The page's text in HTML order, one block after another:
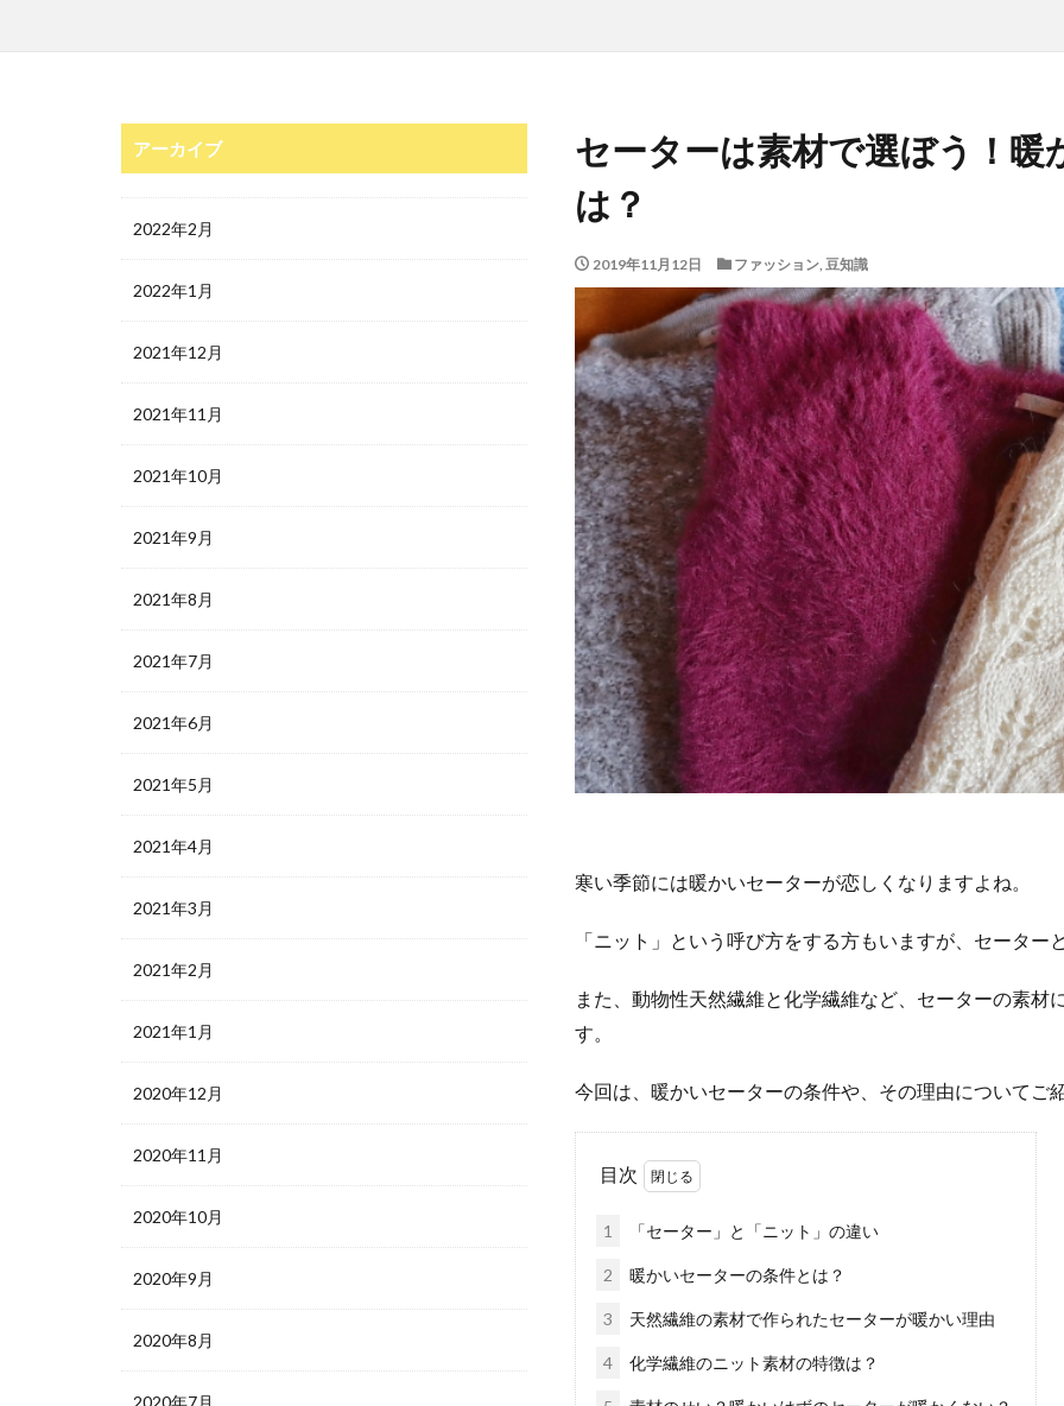
セーターは素材で選ぼう！暖
は？
2019年11月12日 ファッション, 豆知識
寒い季節には暖かいセーターが恋しくなりますよね。
「ニット」という呼び方をする方もいますが、セーター
また、動物性天然繊維と化学繊維など、セーターの素材
す。
今回は、暖かいセーターの条件や、その理由についてご
目次
1 「セーター」と「ニット」の違い
2 暖かいセーターの条件とは？
3 天然繊維の素材で作られたセーターが暖かい理由
4 化学繊維のニット素材の特徴は？
アーカイブ
2022年2月
2022年1月
2021年12月
2021年11月
2021年10月
2021年9月
2021年8月
2021年7月
2021年6月
2021年5月
2021年4月
2021年3月
2021年2月
2021年1月
2020年12月
2020年11月
2020年10月
2020年9月
2020年8月
2020年7月